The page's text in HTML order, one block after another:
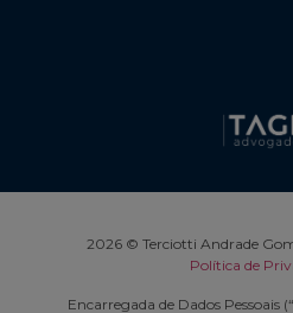
2026 © Terciotti Andrade
Política de
Encarregada de Dados Pessoais